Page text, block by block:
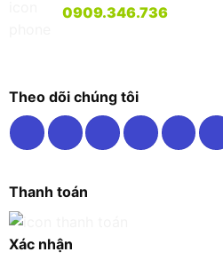
0909.346.736
Theo dõi chúng tôi
Thanh toán
Xác nhận